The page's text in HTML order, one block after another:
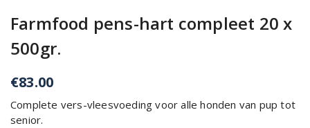
Farmfood pens-hart compleet 20 x
500gr.
€83.00
Complete vers-vleesvoeding voor alle honden van pup tot
senior.